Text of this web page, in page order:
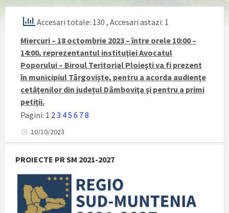
Accesari totale: 130 , Accesari astazi: 1
Miercuri – 18 octombrie 2023 – între orele 10:00 –
14:00, reprezentantul instituţiei Avocatul
Poporului – Biroul Teritorial Ploieşti va fi prezent
în municipiul Târgovişte, pentru a acorda audienţe
cetăţenilor din judeţul Dâmboviţa şi pentru a primi
petiţii.
Pagini: 1 2 3 45 6 78
10/10/2023
PROIECTE PR SM 2021-2027